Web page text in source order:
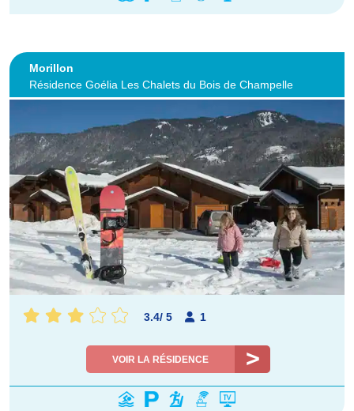
Morillon
Résidence Goélia Les Chalets du Bois de Champelle
3.4/ 5 1
VOIR LA RÉSIDENCE